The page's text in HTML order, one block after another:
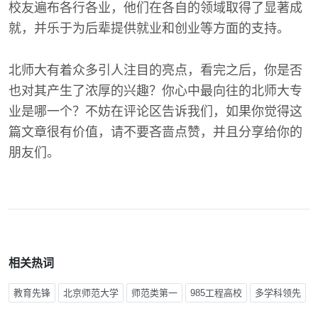
校友遍布各行各业，他们在各自的领域取得了显著成
就，并乐于为后辈提供就业和创业等方面的支持。
北师大有着众多引人注目的亮点，看完之后，你是否
也对其产生了浓厚的兴趣？你心中最向往的北师大专
业是哪一个？不妨在评论区告诉我们，如果你觉得这
篇文章很有价值，请不要吝啬点赞，并且分享给你的
朋友们。
相关热词
教育先锋 北京师范大学 师范类第一 985工程高校 多学科领先